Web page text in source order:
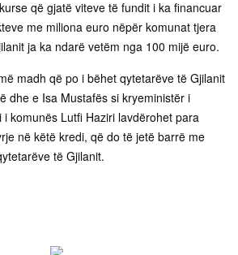
që gjatë viteve të fundit i ka financuar
me miliona euro nëpër komunat tjera
ja ka ndarë vetëm nga 100 mijë euro.
madh që po i bëhet qytetarëve të Gjilanit
dhe e Isa Mustafës si kryeministër i
komunës Lutfi Haziri lavdërohet para
në këtë kredi, që do të jetë barrë me
të Gjilanit.